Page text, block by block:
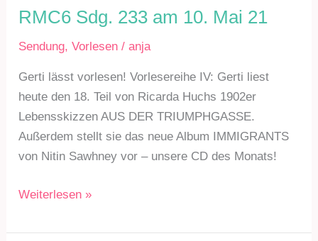
am
7.6.21
RMC6 Sdg. 233 am 10. Mai 21
Sendung,Vorlesen /anja
Gerti lässt vorlesen! Vorlesereihe IV: Gerti liest
heute den 18. Teil von Ricarda Huchs 1902er
Lebensskizzen AUS DER TRIUMPHGASSE.
Außerdem stellt sie das neue Album IMMIGRANTS
von Nitin Sawhney vor – unsere CD des Monats!
RMC6
233
Weiterlesen »